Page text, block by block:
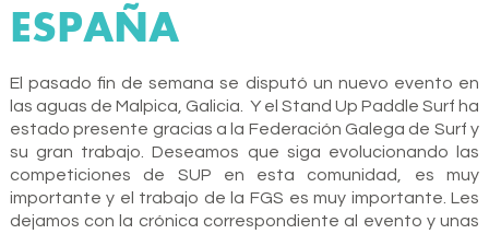
ESPAÑA
El pasado fin de semana se disputó un nuevo evento en
las aguas de Malpica, Galicia. Y el Stand Up Paddle Surf ha
estado presente gracias a la Federación Galega de Surf y
su gran trabajo. Deseamos que siga evolucionando las
competiciones de SUP en esta comunidad, es muy
importante y el trabajo de la FGS es muy importante. Les
dejamos con la crónica correspondiente al evento y unas